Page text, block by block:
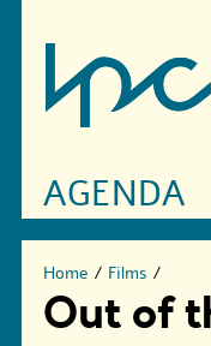
AGENDA
Home / Films /
Out of